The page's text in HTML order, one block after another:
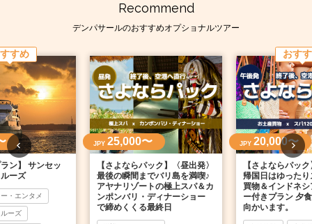
Recommend
デンパサールのおすすめオプショナルツアー
すめ
ン】 サンセッ
ルーズ
・エンタメ
ーズ
JPY 25,000〜
【さよならパック】〈昼出発〉
最後の瞬間までバリ島を満喫♪
アヤナリゾートの極上スパ＆カ
ンポンバリ・ディナーショー
で締めくくる最終日
おす
JPY 20,000〜
【さよならパッ
帰国日はゆった
買物＆インドネ
ー付きプラン 夕
向かいます。